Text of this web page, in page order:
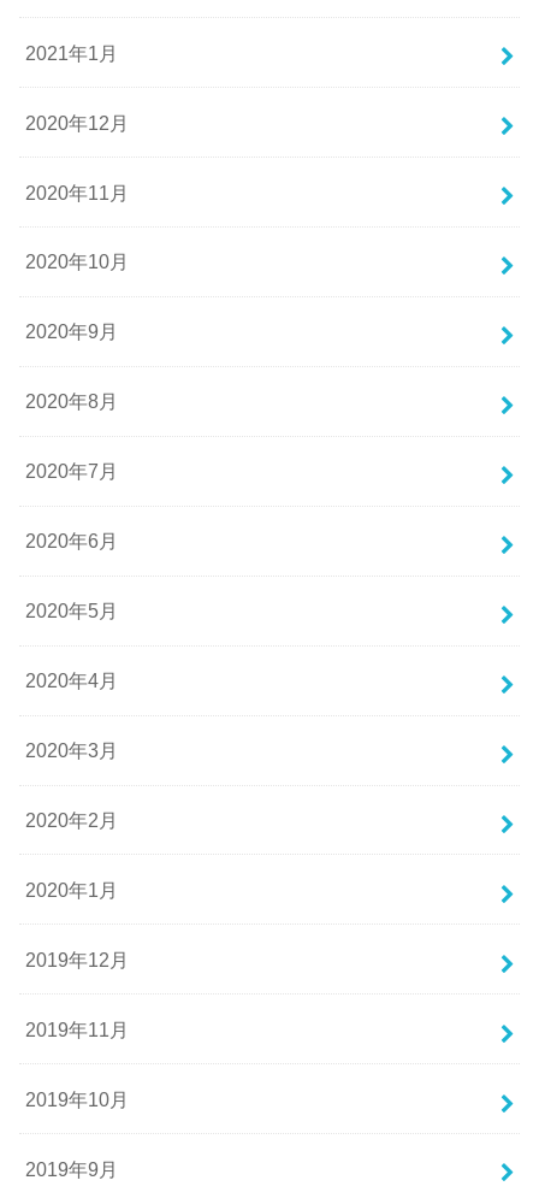
2021年1月
2020年12月
2020年11月
2020年10月
2020年9月
2020年8月
2020年7月
2020年6月
2020年5月
2020年4月
2020年3月
2020年2月
2020年1月
2019年12月
2019年11月
2019年10月
2019年9月